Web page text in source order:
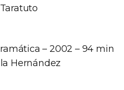
– 2002 – 94 min
Hernández